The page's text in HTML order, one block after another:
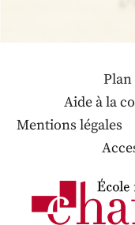
Aide à la
Mentions légales